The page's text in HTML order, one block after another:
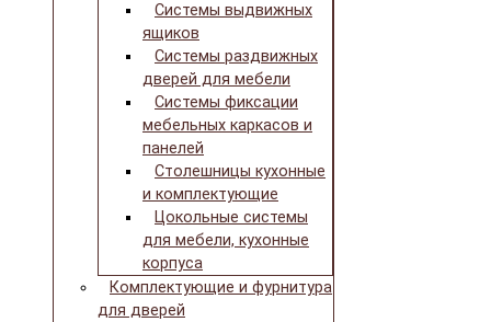
Системы выдвижных
ящиков
Системы раздвижных
дверей для мебели
Системы фиксации
мебельных каркасов и
панелей
Столешницы кухонные
и комплектующие
Цокольные системы
для мебели, кухонные
корпуса
Комплектующие и фурнитура
для дверей